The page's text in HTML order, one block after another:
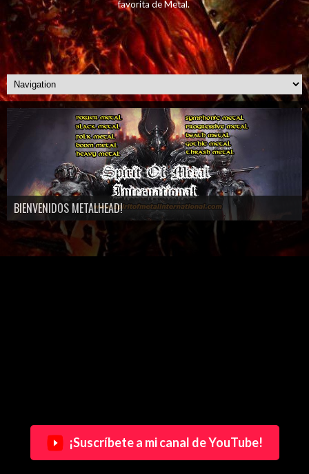
favorita de Metal.
BIENVENIDOS METALHEAD!
¡Suscríbete a mi canal de YouTube!